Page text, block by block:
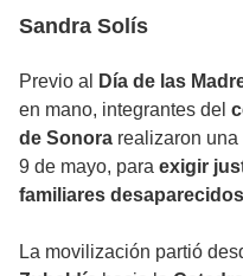
Sandra Solís
Previo al Día de las
en mano, integrantes del
de Sonora realizaron
9 de mayo, para exigir
familiares
La movilización partió